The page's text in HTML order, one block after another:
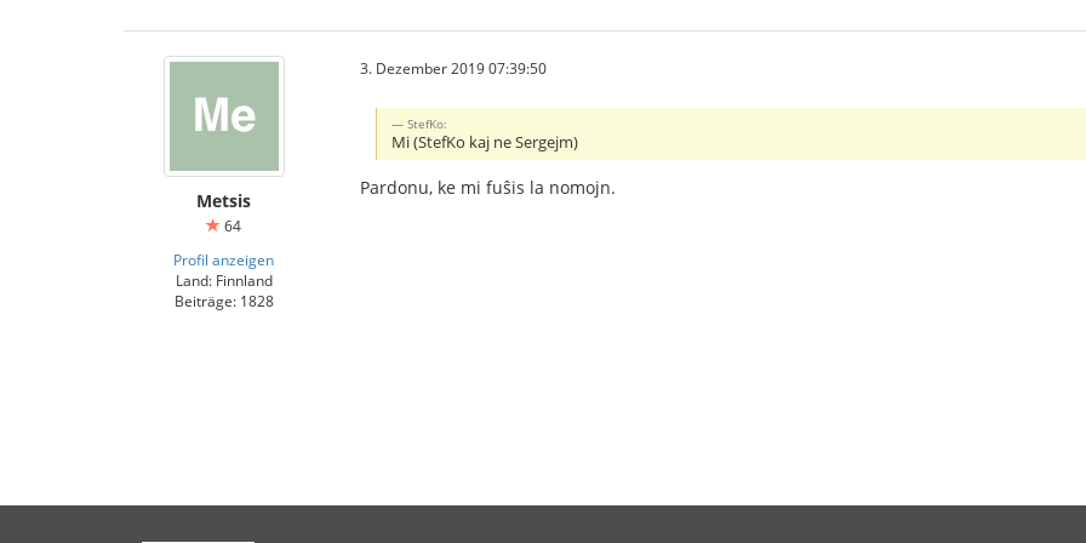
Metsis
64
Profil anzeigen
Land: Finnland
Beiträge: 1828
3. Dezember 2019 07:39:50
StefKo:
Mi (StefKo kaj ne Sergejm)
Pardonu, ke mi fuŝis la nomojn.